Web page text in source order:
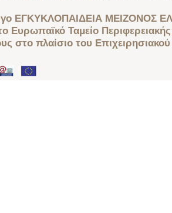
ΕΓΚΥΚΛΟΠΑΙΔΕΙΑ ΜΕΙΖΟΝΟΣ
Ευρωπαϊκό Ταμείο
στο πλαίσιο του